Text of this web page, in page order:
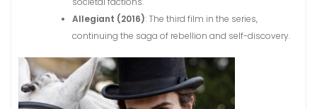
Allegiant (2016): The third film in the series,
continuing the saga of rebellion and self-discovery.